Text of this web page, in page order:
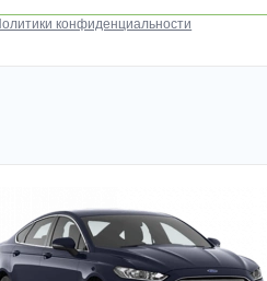
конфиденциальности